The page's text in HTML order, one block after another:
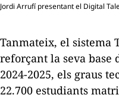
Jordi Arrufí presentant el Digital
Tanmateix, el sistema
reforçant la seva base
2024-2025, els graus
22.700 estudiants